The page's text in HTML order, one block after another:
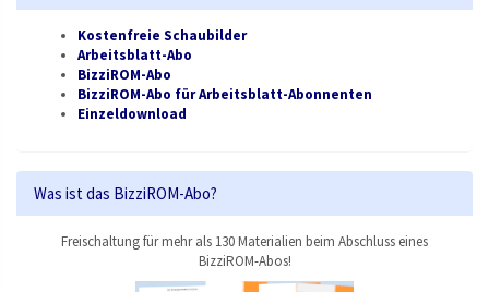
Kostenfreie Schaubilder
Arbeitsblatt-Abo
BizziROM-Abo
BizziROM-Abo für Arbeitsblatt-Abonnenten
Einzeldownload
Was ist das BizziROM-Abo?
Freischaltung für mehr als 130 Materialien beim Abschluss eines
BizziROM-Abos!